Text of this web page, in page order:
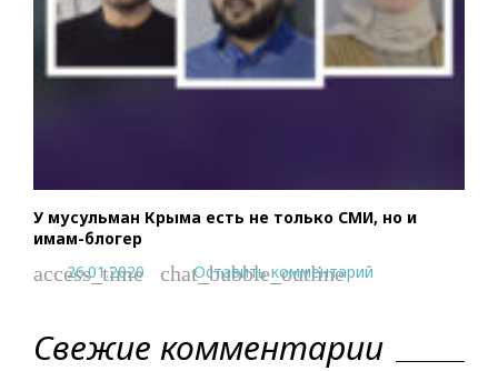
У мусульман Крыма есть не только СМИ, но и
имам-блогер
access_time
26.01.2020 chat_bubble_outline
Оставить комментарий
Свежие комментарии